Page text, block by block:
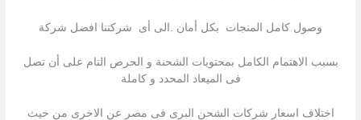
وصول كامل المنجات بكل أمان .الى أى شركتنا افضل شركة
بسبب الاھتمام الكامل بمحتویات الشحنة و الحرص التام على أن تصل
فى المیعاد المحدد و كاملة
اختلاف اسعار شركات الشحن البرى فى مصر عن الاخرى من حیث